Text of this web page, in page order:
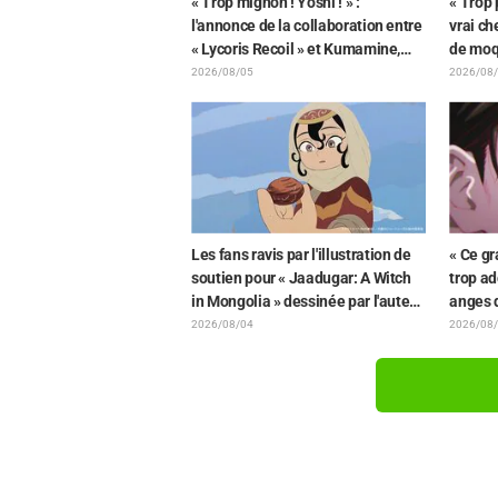
l'annonce de la collaboration entre
« Lycoris Recoil » et Kumamine,
créateur du « Chat au travail »,
2026/08/05
vrai
de
la
de «
2026/
Les fans ravis par l'illustration de
soutien pour « Jaadugar: A Witch
in Mongolia » dessinée par l'auteur
de « Yowamushi Pedal » : « Voilà
2026/08/04
« Ce
trop
anges
2026/